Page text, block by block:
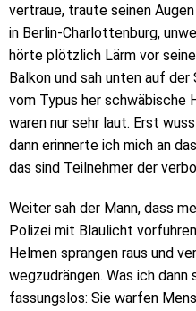
vertraue, traute seinen
in Berlin-Charlottenburg,
hörte plötzlich Lärm vor
Balkon und sah unten auf
vom Typus her schwäbische
waren nur sehr laut. Erst
dann erinnerte ich mich an
das sind Teilnehmer der
Weiter sah der Mann, dass
Polizei mit Blaulicht
Helmen sprangen raus und
wegzudrängen. Was ich
fassungslos: Sie warfen